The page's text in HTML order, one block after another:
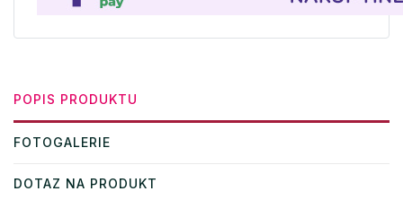
POPIS PRODUKTU
FOTOGALERIE
DOTAZ NA PRODUKT